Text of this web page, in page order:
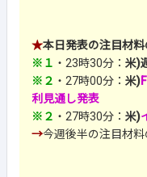
★本日発表の注目材
※１ ・23時30分： 米)
※２ ・27時00分： 米)
利見通し発表
※２ ・27時30分： 米)
→今週後半の注目材